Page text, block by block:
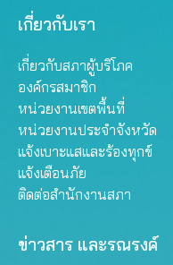
เกี่ยวกับเรา
เกี่ยวกับสภาผู้บริโภค
องค์กรสมาชิก
หน่วยงานเขตพื้นที่
หน่วยงานประจำจังหวัด
แจ้งเบาะแสและร้องทุกข์
แจ้งเตือนภัย
ติดต่อสำนักงานสภา
ข่าวสาร และรณรงค์